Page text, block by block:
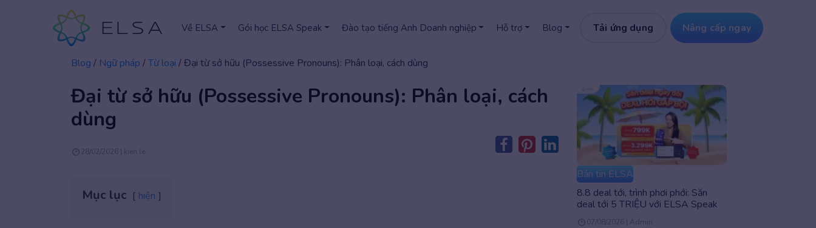
Về ELSA Gói học ELSA Speak Đào tạo tiếng Anh Doanh nghiệp Hỗ trợ Blog Tải ứng dụng Nâng cấp ngay
Blog / Ngữ pháp /Từ loại /Đại từ sở hữu (Possessive Pronouns): Phân loại, cách dùng
Đại từ sở hữu (Possessive Pronouns): Phân loại, cách
dùng
28/02/2026 | kien.le
Mục lục hiện
Bản tin ELSA
8.8 deal tới, trình phơi phới: Săn
deal tới 5 TRIỆU với ELSA Speak
07/08/2026 | Admin